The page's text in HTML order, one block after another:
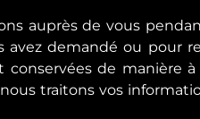
auprès de vous
demandé ou pour
conservées de manière
traitons vos